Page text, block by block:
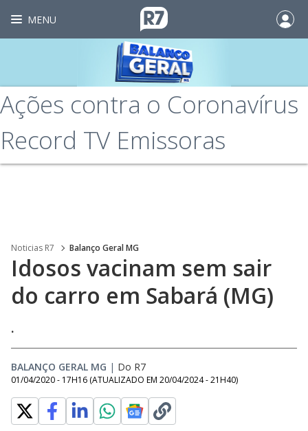
MENU
Ações contra o Coronavírus
Record TV Emissoras
Noticias R7 Balanço Geral MG
Idosos vacinam sem sair
do carro em Sabará (MG)
.
BALANÇO GERAL MG | Do R7
01/04/2020 - 17H16 (ATUALIZADO EM 20/04/2024 - 21H40)